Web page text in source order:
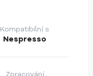
Kompatibilní s
Nespresso